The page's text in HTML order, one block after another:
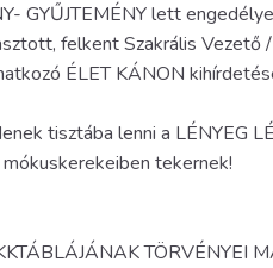
GYŰJTEMÉNY lett
felkent Szakrális
ÉLET KÁNON
tisztába lenni a LÉNYEG
tekernek!
TÖRVÉNYEI